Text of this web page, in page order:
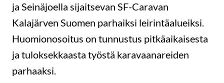
ja Seinäjoella sijaitsevan SF-Caravan
Kalajärven Suomen parhaiksi leirintäalueiksi.
Huomionosoitus on tunnustus pitkäaikaisesta
ja tuloksekkaasta työstä karavaanareiden
parhaaksi.